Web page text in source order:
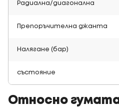
Радиална/диагонална
Препоръчителна джанта
Налягане (бар)
състояние
Относно гумата